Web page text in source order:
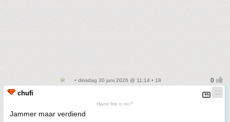
• dinsdag 30 juni 2026 @ 11:14 • 18
chufi
Hace frio o no?
Jammer maar verdiend